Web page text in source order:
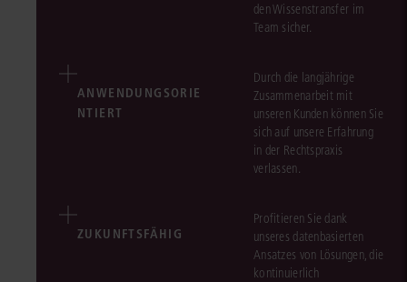
den Wissenstransfer im
Team sicher.
ANWENDUNGSORIE
NTIERT
Durch die langjährige
Zusammenarbeit mit
unseren Kunden können Sie
sich auf unsere Erfahrung
in der Rechtspraxis
verlassen.
ZUKUNFTSFÄHIG
Profitieren Sie dank
unseres datenbasierten
Ansatzes von Lösungen, die
kontinuierlich